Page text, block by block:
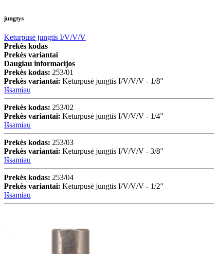
jungtys
Keturpusė jungtis I/V/V/V
Prekės kodas
Prekės variantai
Daugiau informacijos
Prekės kodas: 253/01
Prekės variantai: Keturpusė jungtis I/V/V/V - 1/8"
Išsamiau
Prekės kodas: 253/02
Prekės variantai: Keturpusė jungtis I/V/V/V - 1/4"
Išsamiau
Prekės kodas: 253/03
Prekės variantai: Keturpusė jungtis I/V/V/V - 3/8"
Išsamiau
Prekės kodas: 253/04
Prekės variantai: Keturpusė jungtis I/V/V/V - 1/2"
Išsamiau